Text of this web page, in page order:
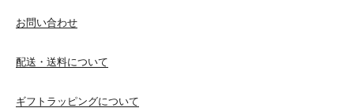
お問い合わせ
配送・送料について
ギフトラッピングについて